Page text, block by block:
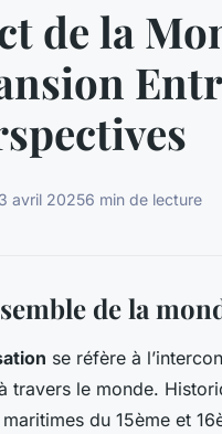
de la
avril 20256 min de lecture
de la
se réfère à
travers le monde.
du 15ème et